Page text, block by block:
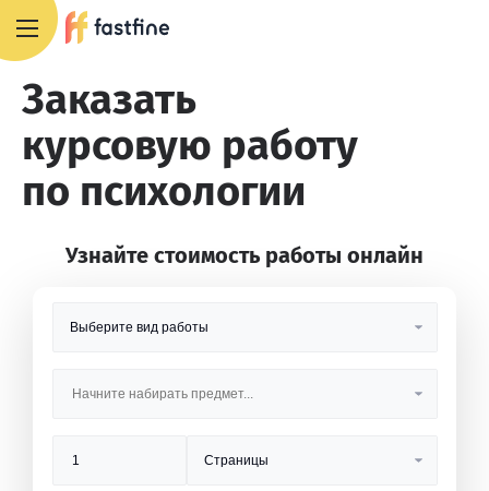
Заказать
курсовую работу
по психологии
Узнайте стоимость работы онлайн